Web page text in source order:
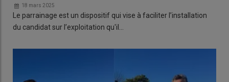
18 mars 2025
Le parrainage est un dispositif qui vise à faciliter l’installation
du candidat sur l’exploitation qu'il…